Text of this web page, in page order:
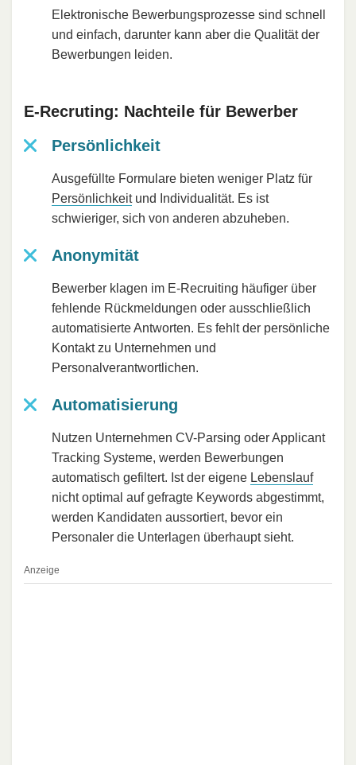
Elektronische Bewerbungsprozesse sind schnell
und einfach, darunter kann aber die Qualität der
Bewerbungen leiden.
E-Recruting: Nachteile für Bewerber
Persönlichkeit
Ausgefüllte Formulare bieten weniger Platz für
Persönlichkeitund Individualität. Es ist
schwieriger, sich von anderen abzuheben.
Anonymität
Bewerber klagen im E-Recruiting häufiger über
fehlende Rückmeldungen oder ausschließlich
automatisierte Antworten. Es fehlt der persönliche
Kontakt zu Unternehmen und
Personalverantwortlichen.
Automatisierung
Nutzen Unternehmen CV-Parsing oder Applicant
Tracking Systeme, werden Bewerbungen
automatisch gefiltert. Ist der eigene Lebenslauf
nicht optimal auf gefragte Keywords abgestimmt,
werden Kandidaten aussortiert, bevor ein
Personaler die Unterlagen überhaupt sieht.
Anzeige